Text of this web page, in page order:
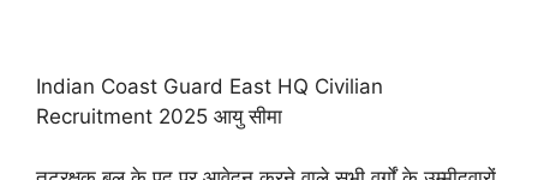
Indian Coast Guard East HQ Civilian
Recruitment 2025 आयु सीमा